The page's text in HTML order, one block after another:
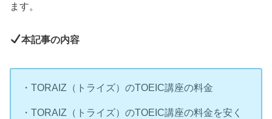
ます。
本記事の内容
・TORAIZ（トライズ）のTOEIC講座の料金
・TORAIZ（トライズ）のTOEIC講座の料金を安く